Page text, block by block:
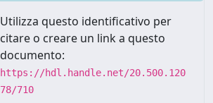
Utilizza questo identificativo per
citare o creare un link a questo
documento:
https://hdl.handle.net/20.500.120
78/710